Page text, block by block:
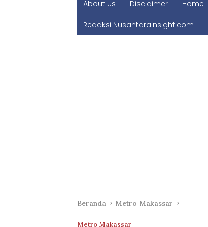
About Us Disclaimer Home
Redaksi NusantaraInsight.com
Beranda Metro Makassar
Metro Makassar